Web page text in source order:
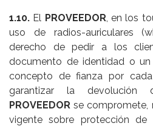
1.10. El PROVEEDOR , en los
uso de radios-auriculares
derecho de pedir a los
documento de identidad o
concepto de fianza por
garantizar la
PROVEEDOR se compromete,
vigente sobre protección de